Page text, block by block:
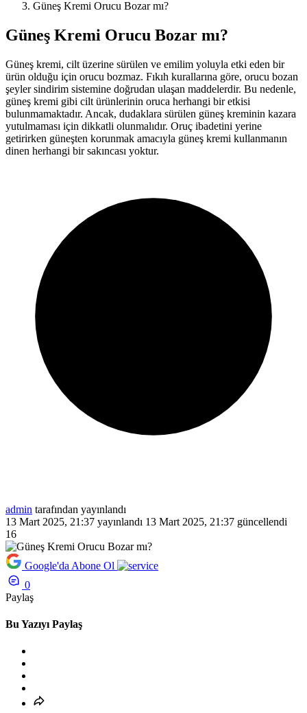
Güneş Kremi Orucu Bozar mı?
Güneş Kremi Orucu Bozar mı?
Güneş kremi, cilt üzerine sürülen ve emilim yoluyla etki eden bir
ürün olduğu için orucu bozmaz. Fıkıh kurallarına göre, orucu bozan
şeyler sindirim sistemine doğrudan ulaşan maddelerdir. Bu nedenle,
güneş kremi gibi cilt ürünlerinin oruca herhangi bir etkisi
bulunmamaktadır. Ancak, dudaklara sürülen güneş kreminin kazara
yutulmaması için dikkatli olunmalıdır. Oruç ibadetini yerine
getirirken güneşten korunmak amacıyla güneş kremi kullanmanın
dinen herhangi bir sakıncası yoktur.
admin tarafından yayınlandı
13 Mart 2025, 21:37 yayınlandı 13 Mart 2025, 21:37 güncellendi
16
Google'da Abone Ol
0
Paylaş
Bu Yazıyı Paylaş